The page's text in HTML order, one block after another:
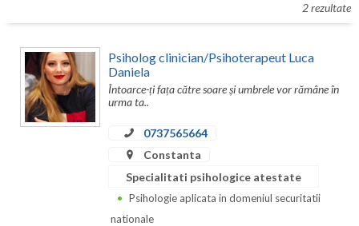
Bucuresti
Buzau
Calarasi
2 rezultate
Psiholog clinician/Psihoterapeut Luca
Daniela
Întoarce-ți fața către soare și umbrele vor rămâne în
urma ta..
0737565664
Constanta
Specialitati psihologice atestate
Psihologie aplicata in domeniul securitatii
nationale